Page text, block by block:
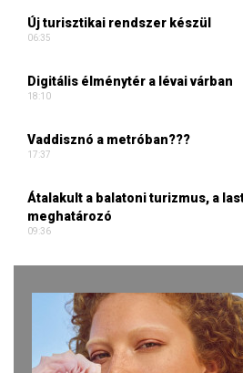
Új turisztikai rendszer készül
06:35
Digitális élménytér a lévai várban
18:10
Vaddisznó a metróban???
17:37
Átalakult a balatoni turizmus, a
meghatározó
09:36